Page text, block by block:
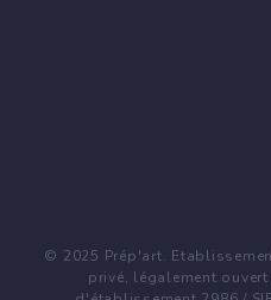
© 2025 Prép'art.
privé, légalement